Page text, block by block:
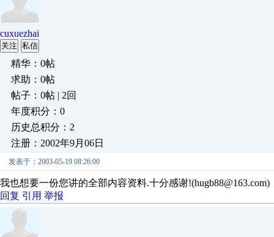
cuxuezhai
关注 私信
精华：0帖
求助：0帖
帖子：0帖 | 2回
年度积分：0
历史总积分：2
注册：2002年9月06日
发表于：2003-05-19 08:26:00
我也想要一份您讲的全部内容资料.十分感谢!(hugb88@163.com)
回复 引用 举报